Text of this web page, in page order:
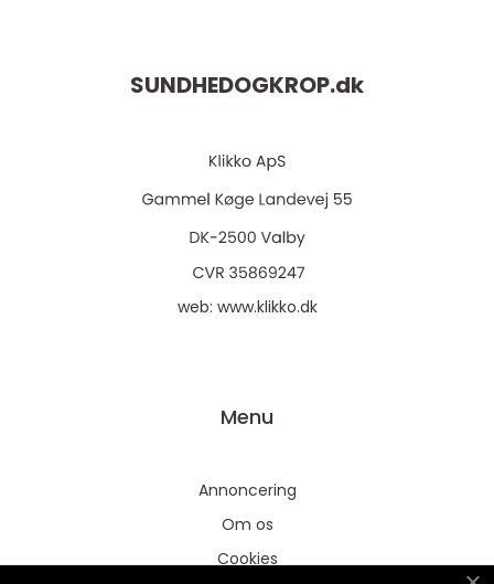
SUNDHEDOGKROP.dk
web: www.klikko.dk
Menu
Annoncering
Om os
Cookies